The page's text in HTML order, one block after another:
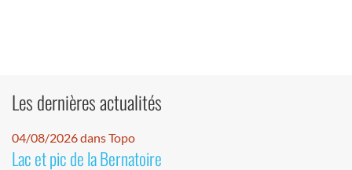
Les dernières actualités
04/08/2026 dans Topo
Lac et pic de la Bernatoire